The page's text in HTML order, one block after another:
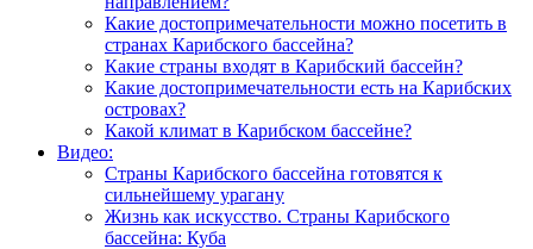
Какие достопримечательности можно посетить в
странах Карибского бассейна?
Какие страны входят в Карибский бассейн?
Какие достопримечательности есть на Карибских
островах?
Какой климат в Карибском бассейне?
Видео:
Страны Карибского бассейна готовятся к
сильнейшему урагану
Жизнь как искусство. Страны Карибского
бассейна: Куба